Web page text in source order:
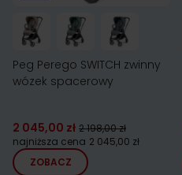
Peg Perego SWITCH zwinny
wózek spacerowy
2 045,00 zł 2 198,00 zł
najniższa cena 2 045,00 zł
ZOBACZ